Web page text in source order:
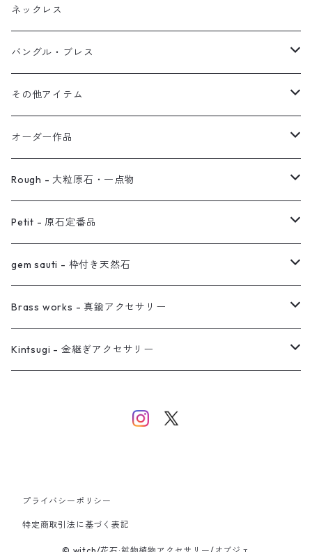
ブレス
オブジェ
イヤーカフ
フープ
植物イヤーカフ
ぶら下がりイヤーカフ
2連イヤーカフ
イヤリング対応
ノンホールピアス
オーダー用ページ
真鍮イヤーカフ
ネックレス
バングル・ブレス
ブレスレット
バングル
その他アイテム
ブローチ
ヘアアクセサリー
オーダー作品
リング
ネックレス
ピアス
イヤーカフ
バングル
Rough - 大粒原石・一点物
ピアス
リング
ネックレス
イヤーカフ
Petit - 原石定番品
ピアス
リング
ネックレス
gem sauti - 枠付き天然石
ピアス
ネックレス
Brass works - 真鍮アクセサリー
リング
バングル
Kintsugi - 金継ぎアクセサリー
プライバシーポリシー
特定商取引法に基づく表記